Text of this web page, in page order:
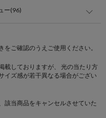
ー(96)
ご確認のうえご使用ください。
しておりますが、 光の当たり方
イズ感が若干異なる場合がござい
該当商品をキャンセルさせていた